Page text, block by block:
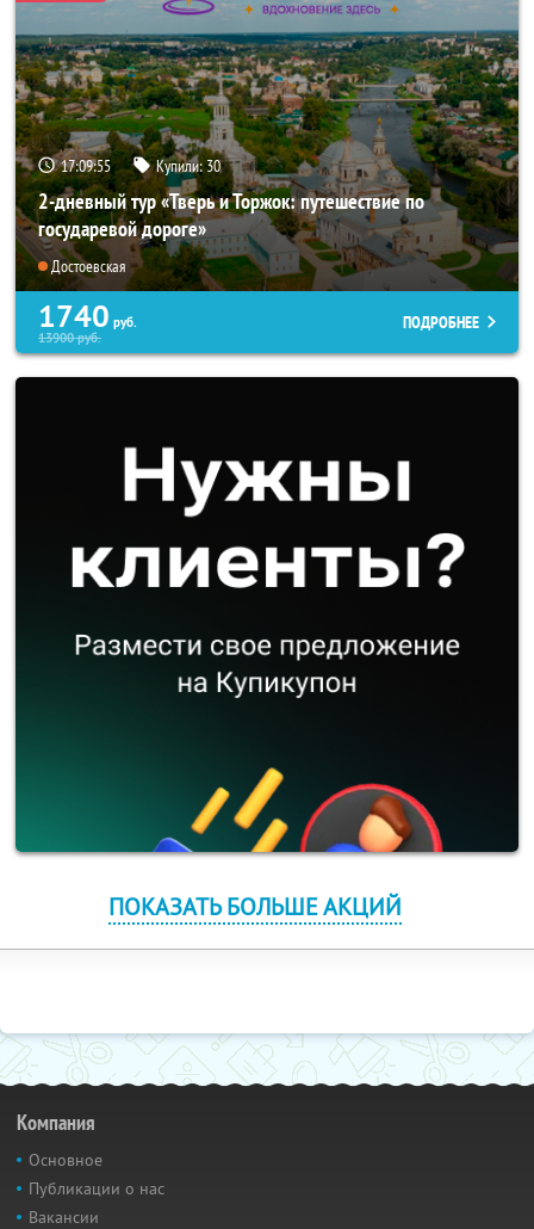
17:09:53 Купили:30
2-дневный тур «Тверь и Торжок: путешествие по
государевой дороге»
Достоевская
1740 руб.
13900руб.
ПОДРОБНЕЕ
ПОКАЗАТЬ БОЛЬШЕ АКЦИЙ
Компания
Основное
Публикации о нас
Вакансии